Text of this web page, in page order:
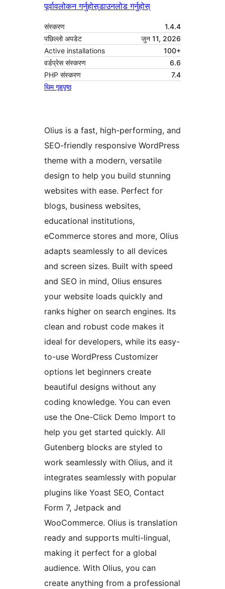
पूर्वावलोकन गर्नुहोस्डाउनलोड गर्नुहोस्
संस्करण
1.4.4
पछिल्लो अपडेट
जुन 11, 2026
Active installations
100+
वर्डप्रेस संस्करण
6.6
PHP संस्करण
7.4
थिम गृहपृष्ठ
Olius is a fast, high-performing, and
SEO-friendly responsive WordPress
theme with a modern, versatile
design to help you build stunning
websites with ease. Perfect for
blogs, business websites,
educational institutions,
eCommerce stores and more, Olius
adapts seamlessly to all devices
and screen sizes. Built with speed
and SEO in mind, Olius ensures
your website loads quickly and
ranks higher on search engines. Its
clean and robust code makes it
ideal for developers, while its easy-
to-use WordPress Customizer
options let beginners create
beautiful designs without any
coding knowledge. You can even
use the One-Click Demo Import to
help you get started quickly. All
Gutenberg blocks are styled to
work seamlessly with Olius, and it
integrates seamlessly with popular
plugins like Yoast SEO, Contact
Form 7, Jetpack and
WooCommerce. Olius is translation
ready and supports multi-lingual,
making it perfect for a global
audience. With Olius, you can
create anything from a professional